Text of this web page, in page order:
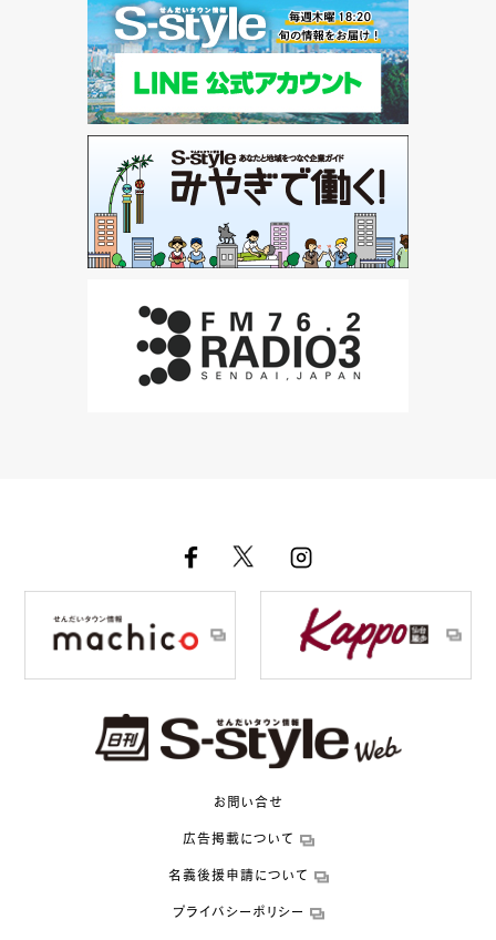
お問い合せ
広告掲載について
名義後援申請について
プライバシーポリシー